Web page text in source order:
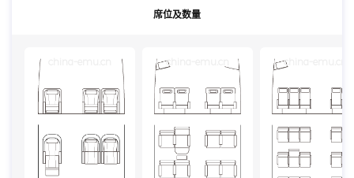
席位及数量
china-emu.cn china-emu.cn